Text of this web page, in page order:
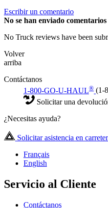
Escribir un comentario
No se han enviado
No Truck reviews have been
Volver
arriba
Contáctanos
1-800-GO-U-HAUL® (1-
Solicitar una
¿Necesitas ayuda?
Solicitar asistencia en
Français
English
Servicio al Cliente
Contáctanos